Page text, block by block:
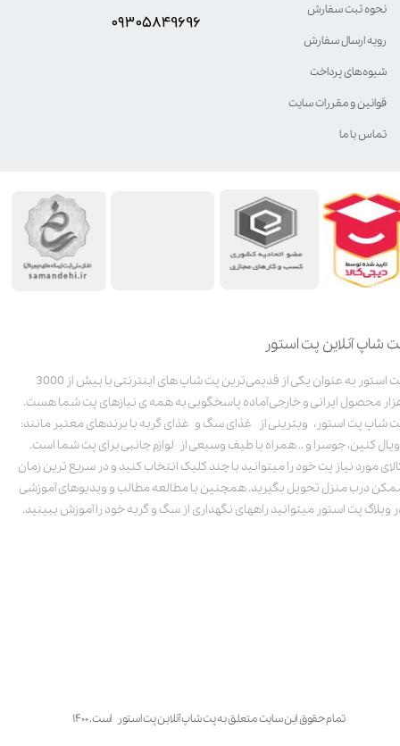
شاپ آنلاین پت استور
پت استور به عنوان یکی از قدیمی‌ترین پت شاپ های اینترنتی با بیش از 3000
محصول ایرانی و خارجی آماده پاسخگویی به همه ی نیازهای پت شما هست.
شاپ پت استور، ویترینی از غذای سگ و غذای گربه با برندهای معتبر مانند:
کنین، جوسرا و .. همراه با طیف وسیعی از لوازم جانبی برای پت شما است.
مورد نیاز پت خود را میتوانید با چند کلیک انتخاب کنید و در سریع ترین زمان
درب منزل تحویل بگیرید. همچنین با مطالعه مطالب و ویدیوهای آموزشی
وبلاگ پت استور میتوانید راههای نگهداری از سگ و گربه خود را آموزش ببینید.
تمام حقوق این سایت متعلق به پت شاپ آنلاین پت استور است. ۱۴۰۰
نحوه ثبت سفارش
رویه ارسال سفارش
شیوه‌های پرداخت
قوانین و مقررات سایت
تماس با ما
۰۹۳۰۵8۴9696